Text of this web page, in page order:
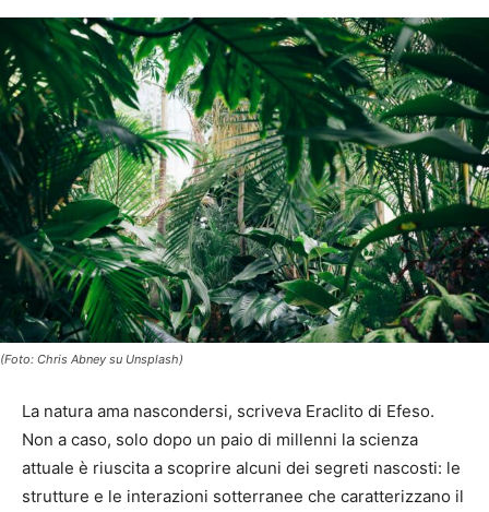
(Foto: Chris Abney su Unsplash)
La natura ama nascondersi, scriveva Eraclito di Efeso.
Non a caso, solo dopo un paio di millenni la scienza
attuale è riuscita a scoprire alcuni dei segreti nascosti: le
strutture e le interazioni sotterranee che caratterizzano il